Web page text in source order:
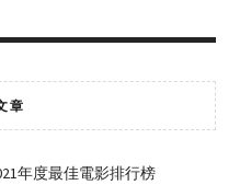
章
年度最佳電影排行榜